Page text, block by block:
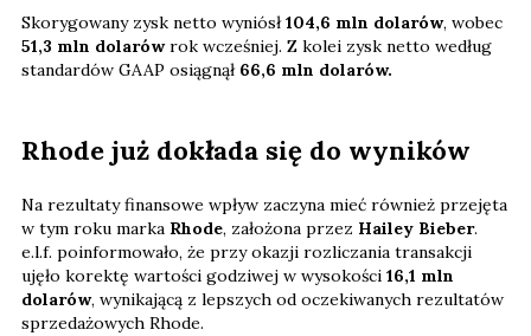
Skorygowany zysk netto wyniósł104,6 mln dolarów, wobec
51,3 mln dolarówrok wcześniej. Z kolei zysk netto według
standardów GAAP osiągnął 66,6 mln dolarów.
Rhode już dokłada się do wyników
Na rezultaty finansowe wpływ zaczyna mieć również przejęta
w tym roku marka Rhode, założona przez Hailey Bieber.
e.l.f. poinformowało, że przy okazji rozliczania transakcji
ujęło korektę wartości godziwej w wysokości 16,1 mln
dolarów, wynikającą z lepszych od oczekiwanych rezultatów
sprzedażowych Rhode.